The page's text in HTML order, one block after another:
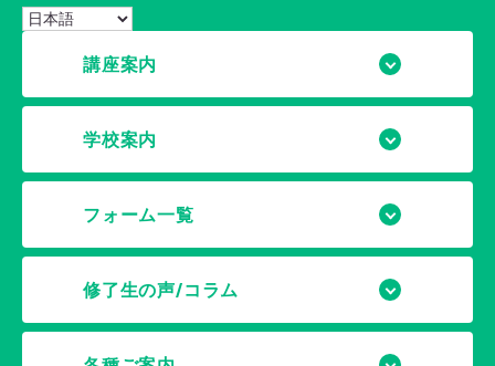
講座案内
学校案内
フォーム一覧
修了生の声/コラム